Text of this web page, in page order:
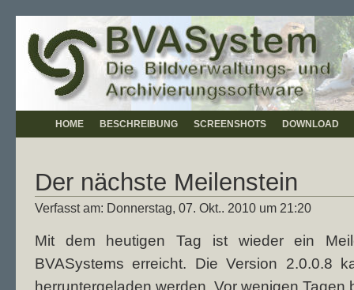
HOME BESCHREIBUNG SCREENSHOTS DOWNLOAD
Der nächste Meilenstein
Verfasst am: Donnerstag, 07. Okt.. 2010 um 21:20
Mit dem heutigen Tag ist wieder ein
BVASystems erreicht. Die Version 2.0.0.8
herruntergeladen werden. Vor wenigen